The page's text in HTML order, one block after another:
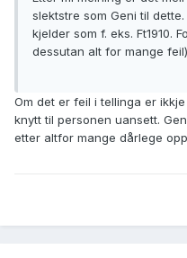
slektstre som Geni til
kjelder som f. eks. Ft1910.
dessutan alt for mange feil)
Om det er feil i tellinga er
knytt til personen uansett.
etter altfor mange dårlege